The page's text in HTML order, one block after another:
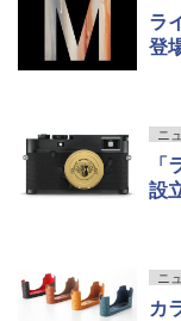
ラ
登
ニ
「
設
ニ
カ